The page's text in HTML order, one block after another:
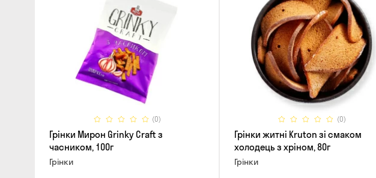
(0)
Грінки Мирон Grinky Craft з
часником, 100г
Грінки
(0)
Грінки житні Kruton зі смаком
холодець з хріном, 80г
Грінки